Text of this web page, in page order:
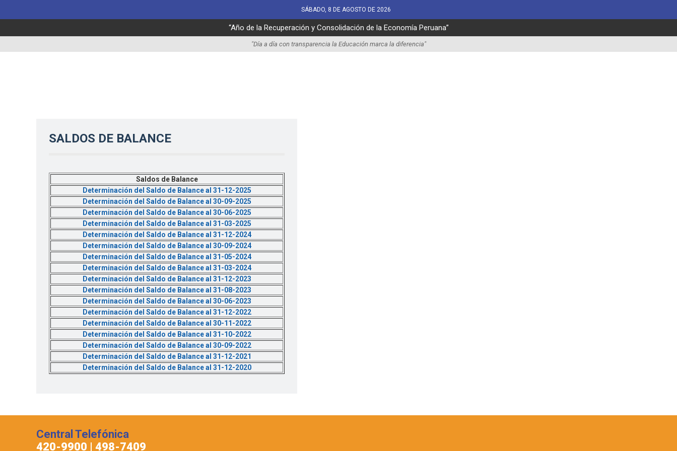
SÁBADO, 8 DE AGOSTO DE 2026
“Año de la Recuperación y Consolidación de la Economía Peruana”
"Día a día con transparencia la Educación marca la diferencia"
SALDOS DE BALANCE
Saldos de Balance
Determinación del Saldo de Balance al 31-12-2025
Determinación del Saldo de Balance al 30-09-2025
Determinación del Saldo de Balance al 30-06-2025
Determinación del Saldo de Balance al 31-03-2025
Determinación del Saldo de Balance al 31-12-2024
Determinación del Saldo de Balance al 30-09-2024
Determinación del Saldo de Balance al 31-05-2024
Determinación del Saldo de Balance al 31-03-2024
Determinación del Saldo de Balance al 31-12-2023
Determinación del Saldo de Balance al 31-08-2023
Determinación del Saldo de Balance al 30-06-2023
Determinación del Saldo de Balance al 31-12-2022
Determinación del Saldo de Balance al 30-11-2022
Determinación del Saldo de Balance al 31-10-2022
Determinación del Saldo de Balance al 30-09-2022
Determinación del Saldo de Balance al 31-12-2021
Determinación del Saldo de Balance al 31-12-2020
Central Telefónica
420-9900 | 498-7409